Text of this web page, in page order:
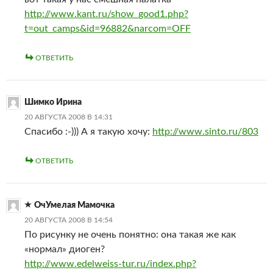
http://www.kant.ru/show_good1.php?
t=out_camps&id=96882&narcom=OFF
ОТВЕТИТЬ
Шимко Ирина
20 АВГУСТА 2008 В 14:31
Спасибо :-))) А я такую хочу: http://www.sinto.ru/803
ОТВЕТИТЬ
ОчУмелая Мамочка
20 АВГУСТА 2008 В 14:54
По рисунку не очень понятно: она такая же как
«нормал» диоген?
http://www.edelweiss-tur.ru/index.php?